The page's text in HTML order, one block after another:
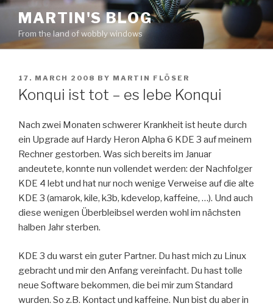
Skip
content
MARTIN'S BLOG
From the land of wobbly windows
POSTED
ON
17. MARCH 2008 BY MARTIN FLÖSER
Konqui ist tot – es lebe Konqui
Nach zwei Monaten schwerer Krankheit ist heute durch
ein Upgrade auf Hardy Heron Alpha 6 KDE 3 auf meinem
Rechner gestorben. Was sich bereits im Januar
andeutete, konnte nun vollendet werden: der Nachfolger
KDE 4 lebt und hat nur noch wenige Verweise auf die alte
KDE 3 (amarok, kile, k3b, kdevelop, kaffeine, …). Und auch
diese wenigen Überbleibsel werden wohl im nächsten
halben Jahr sterben.
KDE 3 du warst ein guter Partner. Du hast mich zu Linux
gebracht und mir den Anfang vereinfacht. Du hast tolle
neue Software bekommen, die bei mir zum Standard
wurden. So z.B. Kontact und kaffeine. Nun bist du aber in